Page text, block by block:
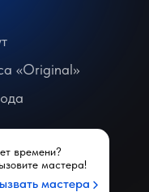
«Original»
времени?
мастера!
мастера